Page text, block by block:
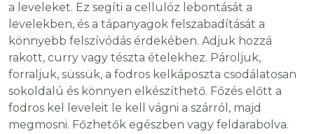
a leveleket. Ez segíti a cellulóz lebontását a
levelekben, és a tápanyagok felszabadítását a
könnyebb felszívódás érdekében. Adjuk hozzá
rakott, curry vagy tészta ételekhez. Pároljuk,
forraljuk, süssük, a fodros kelkáposzta csodálatosan
sokoldalú és könnyen elkészíthető. Főzés előtt a
fodros kel leveleit le kell vágni a szárról, majd
megmosni. Főzhetők egészben vagy feldarabolva.